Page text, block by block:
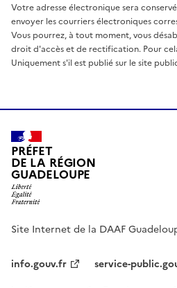
Votre adresse électronique sera
envoyer les courriers électroniques
Vous pourrez, à tout moment, vous
droit d'accès et de rectification. Pour
Uniquement s'il est publié sur le site
PRÉFET
DE LA RÉGION
GUADELOUPE
Site Internet de la DAAF
info.gouv.fr
service-